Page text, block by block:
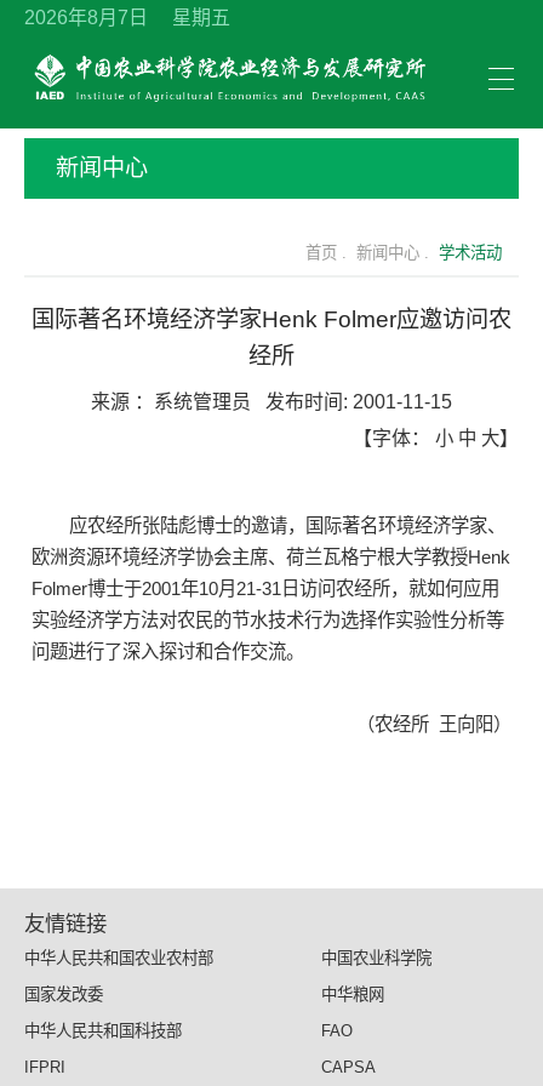
2026年8月7日 星期五
新闻中心
首页 . 新闻中心 . 学术活动
国际著名环境经济学家Henk Folmer应邀访问农
经所
来源 ： 系统管理员 发布时间: 2001-11-15
【字体： 小 中 大】
应农经所张陆彪博士的邀请，国际著名环境经济学家、
欧洲资源环境经济学协会主席、荷兰瓦格宁根大学教授Henk
Folmer博士于2001年10月21-31日访问农经所，就如何应用
实验经济学方法对农民的节水技术行为选择作实验性分析等
问题进行了深入探讨和合作交流。
（农经所 王向阳）
友情链接
中华人民共和国农业农村部
中国农业科学院
国家发改委
中华粮网
中华人民共和国科技部
FAO
IFPRI
CAPSA